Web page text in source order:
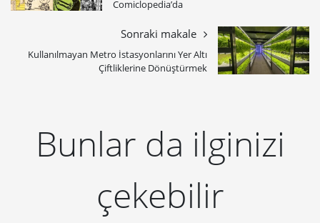
Comiclopedia’da
Sonraki makale
Kullanılmayan Metro İstasyonlarını Yer Altı
Çiftliklerine Dönüştürmek
Bunlar da ilginizi
çekebilir